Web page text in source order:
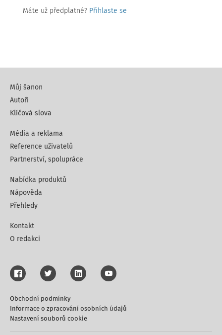
Máte už předplatné? Přihlaste se
Můj šanon
Autoři
Klíčová slova
Média a reklama
Reference uživatelů
Partnerství, spolupráce
Nabídka produktů
Nápověda
Přehledy
Kontakt
O redakci
Obchodní podmínky
Informace o zpracování osobních údajů
Nastavení souborů cookie